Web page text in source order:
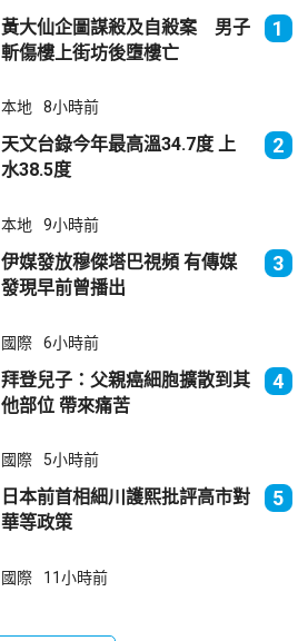
黃大仙企圖謀殺及自殺案 男子
斬傷樓上街坊後墮樓亡
1
本地 8小時前
天文台錄今年最高溫34.7度 上
水38.5度
2
本地 9小時前
伊媒發放穆傑塔巴視頻 有傳媒
發現早前曾播出
3
國際 6小時前
拜登兒子：父親癌細胞擴散到其
他部位 帶來痛苦
4
國際 5小時前
日本前首相細川護熙批評高市對
華等政策
5
國際 11小時前